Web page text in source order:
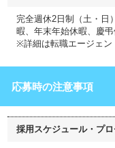
完全週休2日制（土・日
暇、年末年始休暇、慶
※詳細は転職エージェン
応募時の注意事項
採用スケジュール・プロ